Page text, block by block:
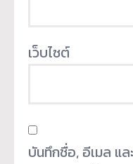
เว็บไซต์
บันทึกชื่อ, อีเมล แ